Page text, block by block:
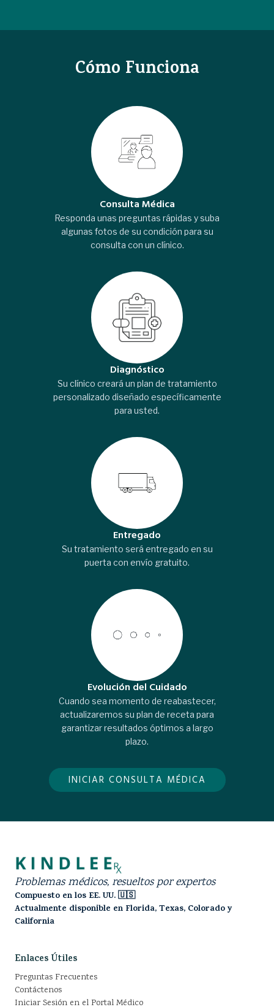
Cómo Funciona
Consulta Médica
Responda unas preguntas rápidas y suba
algunas fotos de su condición para su
consulta con un clínico.
Diagnóstico
Su clínico creará un plan de tratamiento
personalizado diseñado específicamente
para usted.
Entregado
Su tratamiento será entregado en su
puerta con envío gratuito.
Evolución del Cuidado
Cuando sea momento de reabastecer,
actualizaremos su plan de receta para
garantizar resultados óptimos a largo
plazo.
INICIAR CONSULTA MÉDICA
Problemas médicos, resueltos por expertos
Compuesto en los EE. UU. 🇺🇸
Actualmente disponible en Florida, Texas, Colorado y
California
Enlaces Útiles
Preguntas Frecuentes
Contáctenos
Iniciar Sesión en el Portal Médico